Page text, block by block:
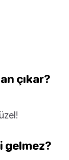
çıkar?
gelmez?